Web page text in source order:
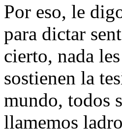
Por eso, le
para dictar
cierto, nada
sostienen la
mundo, todos
llamemos